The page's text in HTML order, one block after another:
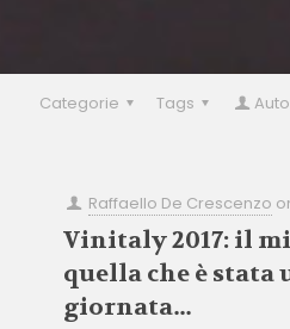
Categorie Tags
Raffaello De Crescenzo
Vinitaly 2017: il
quella che è stata
giornata…